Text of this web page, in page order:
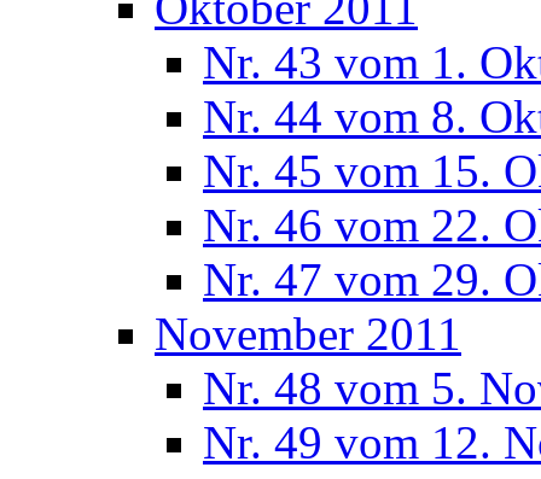
Nr. 43 vom 1.
Nr. 44 vom 8.
Nr. 45 vom 15.
Nr. 46 vom 22.
Nr. 47 vom 29.
November 2011
Nr. 48 vom 5.
Nr. 49 vom 12.